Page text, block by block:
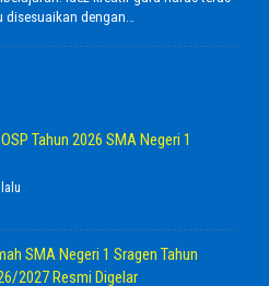
disesuaikan dengan…
Tahun 2026 SMA Negeri 1
SMA Negeri 1 Sragen Tahun
2027 Resmi Digelar